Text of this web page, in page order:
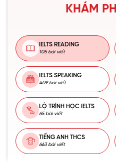
KHÁM
IELTS READING
105 bài viết
IELTS SPEAKING
409 bài viết
LỘ TRÌNH HỌC IELTS
65 bài viết
TIẾNG ANH THCS
663 bài viết